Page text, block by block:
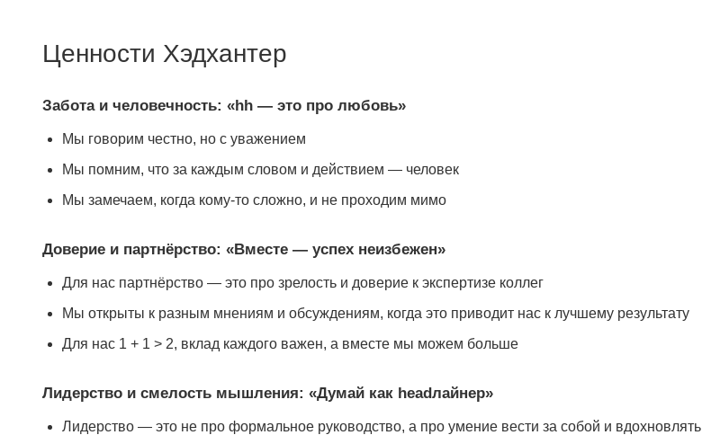
Ценности Хэдхантер
Забота и человечность: «hh — это про любовь»
Мы говорим честно, но с уважением
Мы помним, что за каждым словом и действием — человек
Мы замечаем, когда кому-то сложно, и не проходим мимо
Доверие и партнёрство: «Вместе — успех неизбежен»
Для нас партнёрство — это про зрелость и доверие к экспертизе коллег
Мы открыты к разным мнениям и обсуждениям, когда это приводит нас к лучшему результату
Для нас 1 + 1 > 2, вклад каждого важен, а вместе мы можем больше
Лидерство и смелость мышления: «Думай как headлайнер»
Лидерство — это не про формальное руководство, а про умение вести за собой и вдохновлять